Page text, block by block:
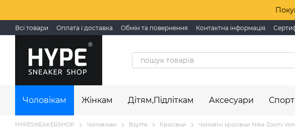
Всі товари Оплата і доставка Обмін та повернення Контактна інформація
Чоловікам Жінкам Дітям,Підліткам Аксесуари Спорт
HYPESNEAKERSHOP Чоловікам Взуття Кросівки Чоловічі кросівки Nike Zoom